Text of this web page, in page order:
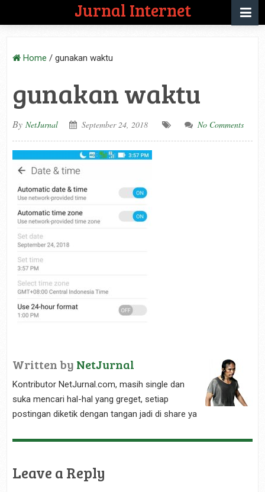
Jurnal Internet
Home / gunakan waktu
gunakan waktu
By NetJurnal September 24, 2018 No Comments
Written by NetJurnal
Kontributor NetJurnal.com, masih single dan
suka mencari hal-hal yang greget, setiap
postingan diketik dengan tangan jadi di share ya
Leave a Reply